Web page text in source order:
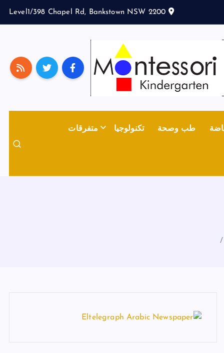
Level1/398 Chapel Rd, Bankstown NSW 2200
طب وصحة تكنولوجيا متفرقات